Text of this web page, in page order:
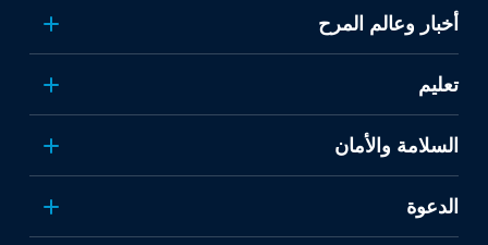
أخبار وعالم المرح
تعليم
السلامة والأمان
الدعوة